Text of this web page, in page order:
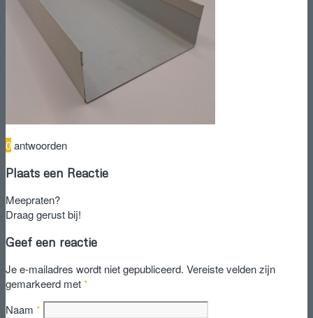
0antwoorden
Plaats een Reactie
Meepraten?
Draag gerust bij!
Geef een reactie
Je e-mailadres wordt niet gepubliceerd. Vereiste velden zijn
gemarkeerd met*
Naam *